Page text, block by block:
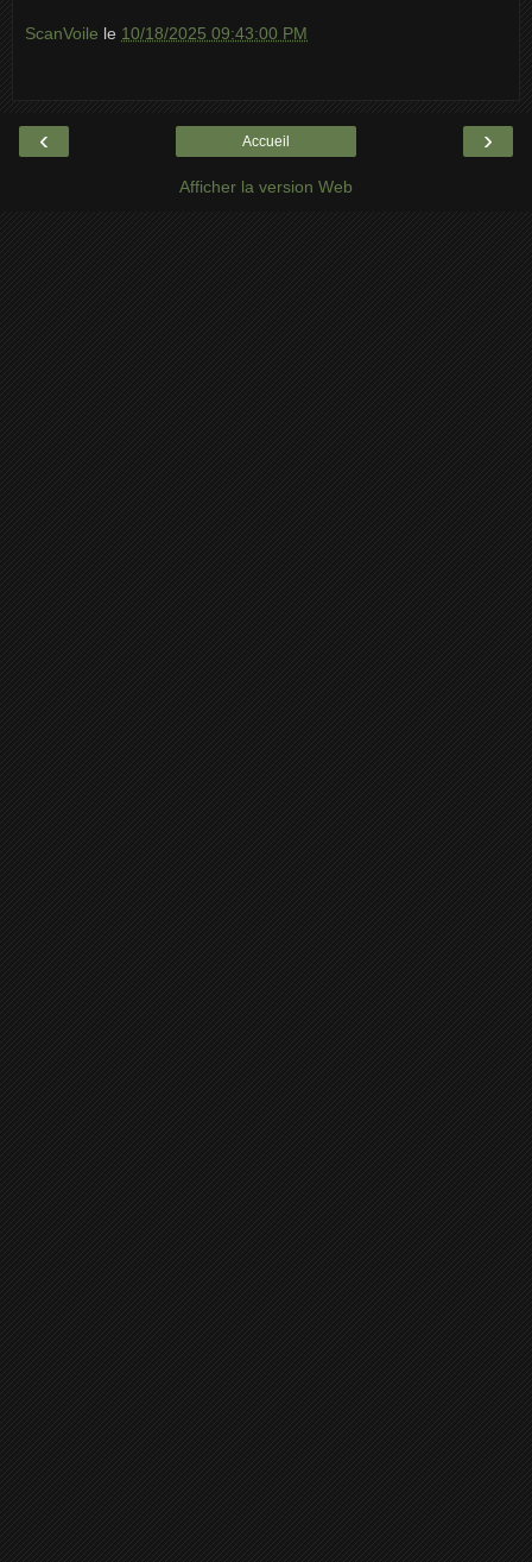
ScanVoile le 10/18/2025 09:43:00 PM
‹ ›
Accueil
Afficher la version Web